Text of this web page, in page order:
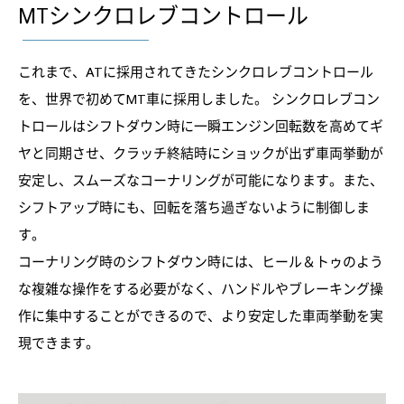
MTシンクロレブコントロール
これまで、ATに採用されてきたシンクロレブコントロール
を、世界で初めてMT車に採用しました。 シンクロレブコン
トロールはシフトダウン時に一瞬エンジン回転数を高めてギ
ヤと同期させ、クラッチ終結時にショックが出ず車両挙動が
安定し、スムーズなコーナリングが可能になります。また、
シフトアップ時にも、回転を落ち過ぎないように制御しま
す。
コーナリング時のシフトダウン時には、ヒール＆トゥのよう
な複雑な操作をする必要がなく、ハンドルやブレーキング操
作に集中することができるので、より安定した車両挙動を実
現できます。